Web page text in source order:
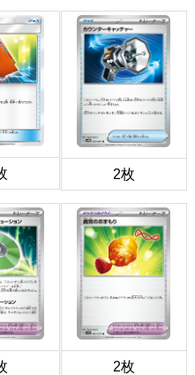
2枚
2枚